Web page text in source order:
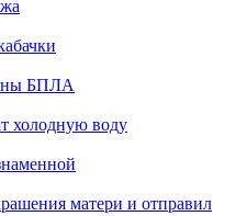
БПЛА
холодную воду
матери и отправил